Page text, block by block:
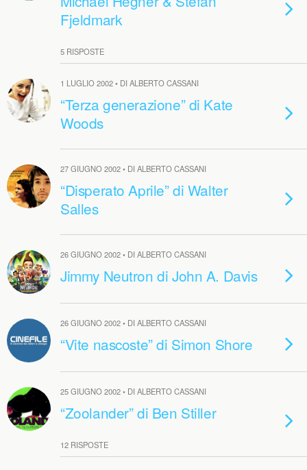
Fjeldmark
5 RISPOSTE
1 LUGLIO 2002 • DI ALBERTO CASSANI
“Terza generazione” di Kate
Woods
27 GIUGNO 2002 • DI ALBERTO CASSANI
“Disperato Aprile” di Walter
Salles
26 GIUGNO 2002 • DI ALBERTO CASSANI
Jimmy Neutron di John A. Davis
26 GIUGNO 2002 • DI ALBERTO CASSANI
“Vite nascoste” di Simon Shore
25 GIUGNO 2002 • DI ALBERTO CASSANI
“Zoolander” di Ben Stiller
12 RISPOSTE